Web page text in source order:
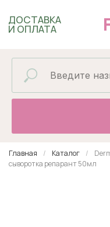
И ОПЛАТА
Главная Каталог
сыворотка репарант 50мл